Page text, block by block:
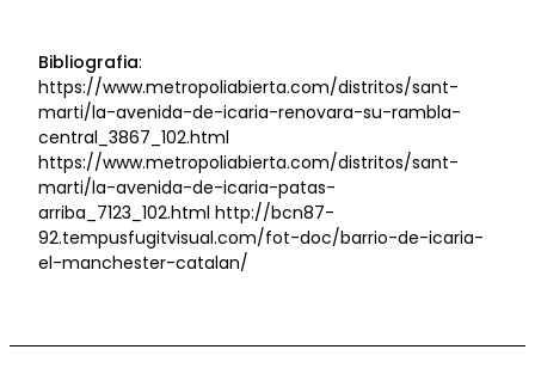
Bibliografia:
https://www.metropoliabierta.com/distritos/sant-
marti/la-avenida-de-icaria-renovara-su-rambla-
central_3867_102.html
https://www.metropoliabierta.com/distritos/sant-
marti/la-avenida-de-icaria-patas-
arriba_7123_102.html http://bcn87-
92.tempusfugitvisual.com/fot-doc/barrio-de-icaria-
el-manchester-catalan/